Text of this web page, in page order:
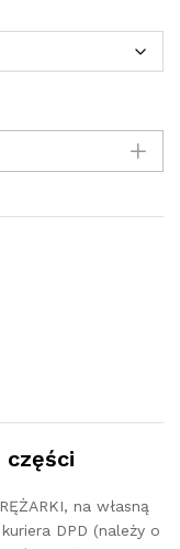
części
na własną
DPD (należy o